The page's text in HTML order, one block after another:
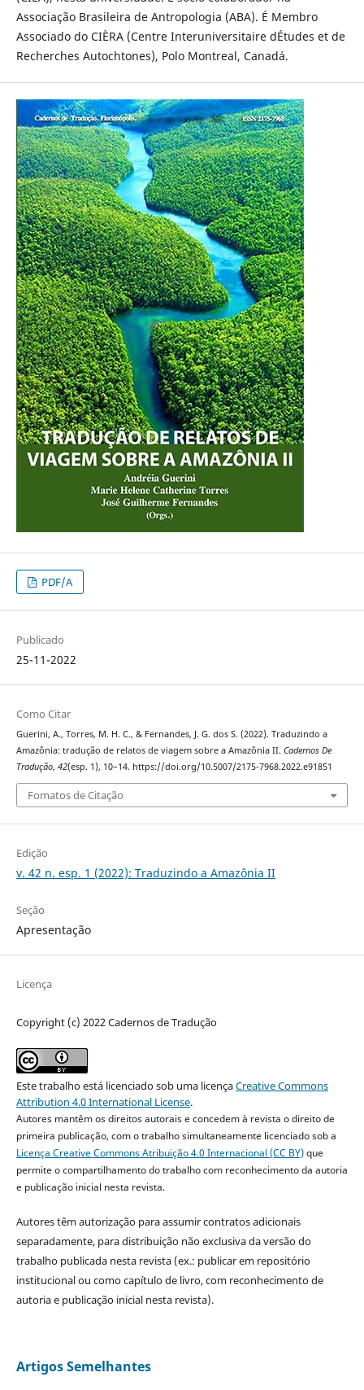
Associação Brasileira de Antropologia (ABA). É Membro
Associado do CIÈRA (Centre Interuniversitaire dÉtudes et de
Recherches Autochtones), Polo Montreal, Canadá.
PDF/A
Publicado
25-11-2022
Como Citar
Guerini, A., Torres, M. H. C., & Fernandes, J. G. dos S. (2022). Traduzindo a
Amazônia: tradução de relatos de viagem sobre a Amazônia II. Cadernos De
Tradução, 42(esp. 1), 10–14. https://doi.org/10.5007/2175-7968.2022.e91851
Fomatos de Citação
Edição
v. 42 n. esp. 1 (2022): Traduzindo a Amazônia II
Seção
Apresentação
Licença
Copyright (c) 2022 Cadernos de Tradução
Este trabalho está licenciado sob uma licençaCreative Commons
Attribution 4.0 International License.
Autores mantêm os direitos autorais e concedem à revista o direito de
primeira publicação, com o trabalho simultaneamente licenciado sob a
Licença Creative Commons Atribuição 4.0 Internacional (CC BY)que
permite o compartilhamento do trabalho com reconhecimento da autoria
e publicação inicial nesta revista.
Autores têm autorização para assumir contratos adicionais
separadamente, para distribuição não exclusiva da versão do
trabalho publicada nesta revista (ex.: publicar em repositório
institucional ou como capítulo de livro, com reconhecimento de
autoria e publicação inicial nesta revista).
Artigos Semelhantes